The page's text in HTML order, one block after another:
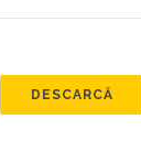
DESCARCĂ